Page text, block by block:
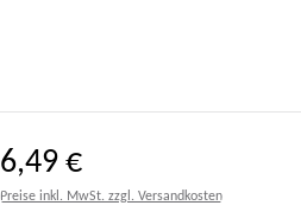
Regulärer Preis:
6,49 €
Preise inkl. MwSt. zzgl. Versandkosten